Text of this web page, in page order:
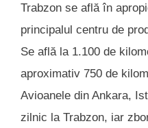
Trabzon se află în
principalul centru de
Se află la 1.100 de
aproximativ 750 de
Avioanele din Ankara,
zilnic la Trabzon, iar